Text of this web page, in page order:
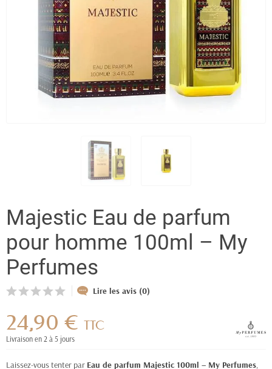
Majestic Eau de parfum
pour homme 100ml – My
Perfumes
Lire les avis (0)
24,90 € TTC
Livraison en 2 à 5 jours
Laissez-vous tenter par Eau de parfum Majestic 100ml – My Perfumes,